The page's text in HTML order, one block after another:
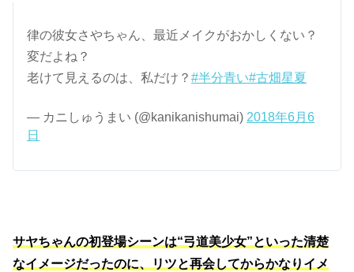
律の彼女さやちゃん、最近メイクがおかしくない？
変だよね？
老けて見えるのは、私だけ？#半分青い#古畑星夏
— カニしゅうまい (@kanikanishumai) 2018年6月6
日
サヤちゃんの初登場シーンは“弓道美少女”といった清楚
なイメージだったのに、リツと再会してからかなりイメ